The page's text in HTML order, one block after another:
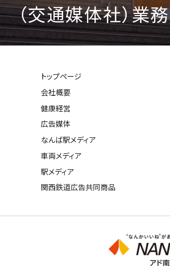
（交通媒体社）業務
トップページ
会社概要
健康経営
広告媒体
なんば駅メディア
車両メディア
駅メディア
関西鉄道広告共同商品